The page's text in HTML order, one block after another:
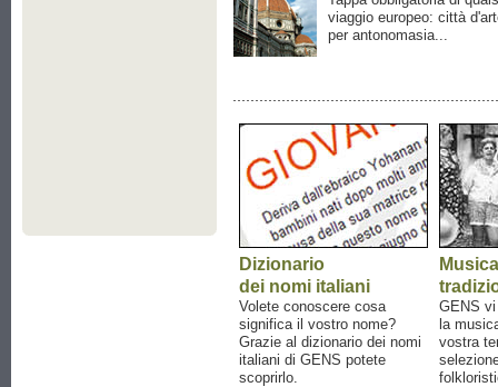
viaggio europeo: città
per antonomasia...
Dizionario
dei nomi italiani
Volete conoscere cosa
significa il vostro nome?
Grazie al dizionario dei nomi
italiani di GENS potete
scoprirlo.
Musica
GENS
la
vostra